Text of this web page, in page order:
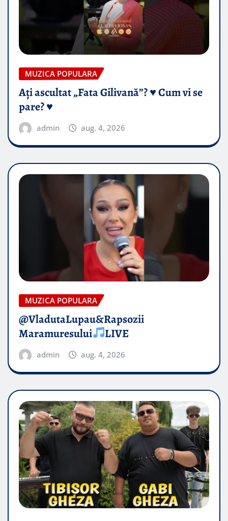
MUZICA POPULARA
Ați ascultat „Fata Gilivană”? ♥️ Cum vi se
pare? ♥️
admin aug. 4, 2026
MUZICA POPULARA
@VladutaLupau&Rapsozii
Maramuresului
LIVE
admin aug. 4, 2026